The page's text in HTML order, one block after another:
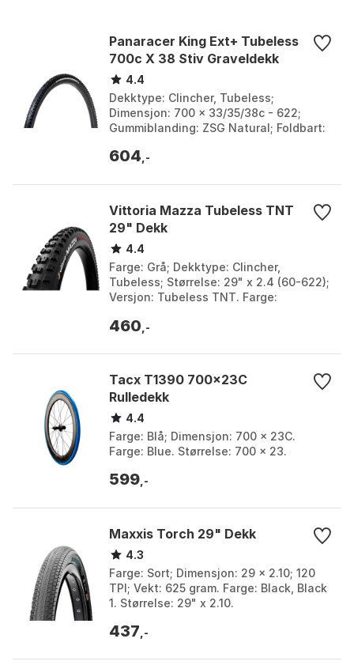
Maksimumstrykk
Tråder per tomme i
dekkets kledning
60 TPI
Panaracer King Ext+ Tubeless
700c X 38 Stiv Graveldekk
4.4
Dekktype: Clincher, Tubeless;
Dimensjon: 700 x 33/35/38c - 622;
Gummiblanding: ZSG Natural; Foldbart:
x 38.
604 ,-
Vittoria Mazza Tubeless TNT
29" Dekk
4.4
Farge: Grå; Dekktype: Clincher,
Tubeless; Størrelse: 29" x 2.4 (60-622);
Versjon: Tubeless TNT. Farge:
2.40, 27.5" x 2.60...
460 ,-
Tacx T1390 700x23C
Rulledekk
4.4
Farge: Blå; Dimensjon: 700 x 23C.
Farge: Blue. Størrelse: 700 x 23.
599 ,-
Maxxis Torch 29" Dekk
4.3
Farge: Sort; Dimensjon: 29 x 2.10; 120
TPI; Vekt: 625 gram. Farge: Black, Black
1. Størrelse: 29" x 2.10.
437 ,-